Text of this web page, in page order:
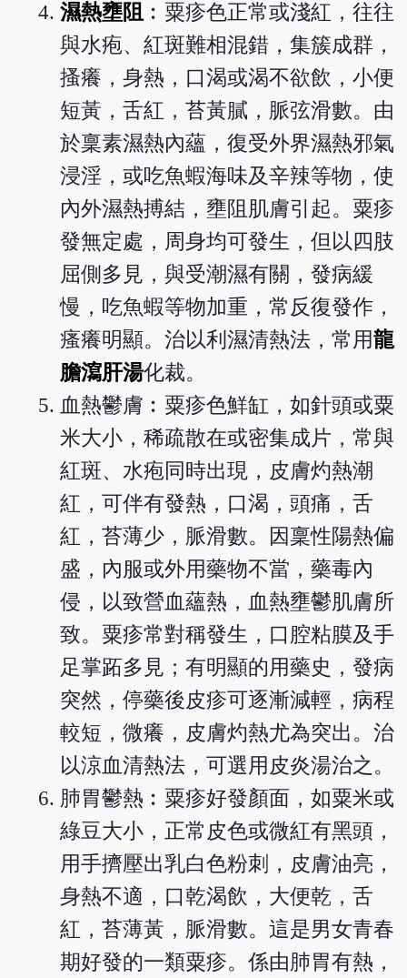
濕熱壅阻 ︰粟疹色正常或淺紅，往往
與水疱、紅斑難相混錯，集簇成群，
搔癢，身熱，口渴或渴不欲飲，小便
短黃，舌紅，苔黃膩，脈弦滑數。由
於稟素濕熱內蘊，復受外界濕熱邪氣
浸淫，或吃魚蝦海味及辛辣等物，使
內外濕熱搏結，壅阻肌膚引起。粟疹
發無定處，周身均可發生，但以四肢
屈側多見，與受潮濕有關，發病緩
慢，吃魚蝦等物加重，常反復發作，
瘙癢明顯。治以利濕清熱法，常用龍
膽瀉肝湯化裁。
血熱鬱膚︰粟疹色鮮缸，如針頭或粟
米大小，稀疏散在或密集成片，常與
紅斑、水疱同時出現，皮膚灼熱潮
紅，可伴有發熱，口渴，頭痛，舌
紅，苔薄少，脈滑數。因稟性陽熱偏
盛，內服或外用藥物不當，藥毒內
侵，以致營血蘊熱，血熱壅鬱肌膚所
致。粟疹常對稱發生，口腔粘膜及手
足掌跖多見；有明顯的用藥史，發病
突然，停藥後皮疹可逐漸減輕，病程
較短，微癢，皮膚灼熱尤為突出。治
以涼血清熱法，可選用皮炎湯治之。
肺胃鬱熱︰粟疹好發顏面，如粟米或
綠豆大小，正常皮色或微紅有黑頭，
用手擠壓出乳白色粉刺，皮膚油亮，
身熱不適，口乾渴飲，大便乾，舌
紅，苔薄黃，脈滑數。這是男女青春
期好發的一類粟疹。係由肺胃有熱，